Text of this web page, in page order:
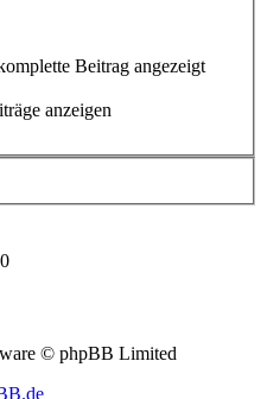
Beitrag angezeigt
anzeigen
© phpBB Limited